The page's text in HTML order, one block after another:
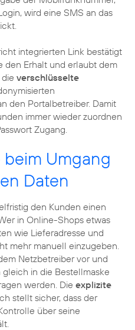
wird eine SMS an das
integrierten Link bestätigt
den Erhalt und erlaubt dem
verschlüsselte
den Portalbetreiber. Damit
immer wieder zuordnen
Zugang.
Umgang
Daten
den Kunden einen
in Online-Shops etwas
wie Lieferadresse und
mehr manuell einzugeben.
Netzbetreiber vor und
in die Bestellmaske
werden. Die explizite
stellt sicher, dass der
über seine